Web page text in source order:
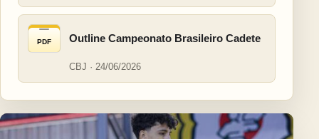
PDF Outline Campeonato Brasileiro Cadete
CBJ · 24/06/2026